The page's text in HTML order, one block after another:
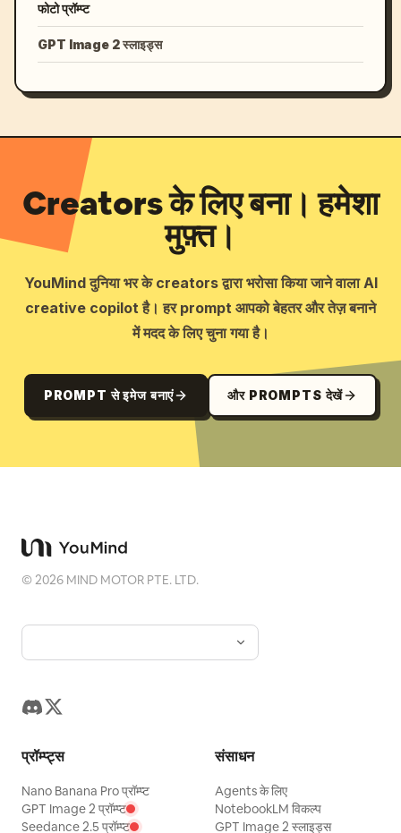
फोटो प्रॉम्प्ट
GPT Image 2 स्लाइड्स
Creators के लिए बना। हमेशा
मुफ़्त।
YouMind दुनिया भर के creators द्वारा भरोसा किया जाने वाला AI
creative copilot है। हर prompt आपको बेहतर और तेज़ बनाने
में मदद के लिए चुना गया है।
PROMPT से इमेज बनाएं और PROMPTS देखें
©2026 MIND MOTOR PTE. LTD.
प्रॉम्प्ट्स
Nano Banana Pro प्रॉम्प्ट
GPT Image 2 प्रॉम्प्ट
Seedance 2.5 प्रॉम्प्ट
संसाधन
Agents के लिए
NotebookLM विकल्प
GPT Image 2 स्लाइड्स